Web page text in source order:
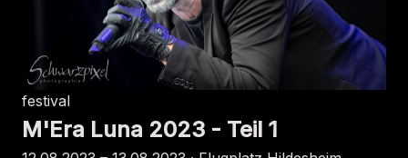
festival
M'Era Luna 2023 - Teil 1